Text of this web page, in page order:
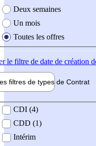
Deux semaines
Un mois
Toutes les offres
le filtre de date de création
filtres de types de Contrat
contrat
CDI (4)
CDD (1)
Intérim